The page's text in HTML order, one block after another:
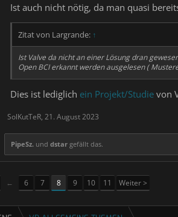
Ist auch nicht nötig, da man quasi
Zitat von Largrande: ↑
Ist Valve da nicht an einer Lösung dran
Open BCI erkannt werden ausgelesen (
Dies ist lediglich ein Projekt/Studie von
SolKutTeR, 21. August 2023
PipeSz. und dstar gefällt das.
← 6 7 8 9 10 11 Weiter >